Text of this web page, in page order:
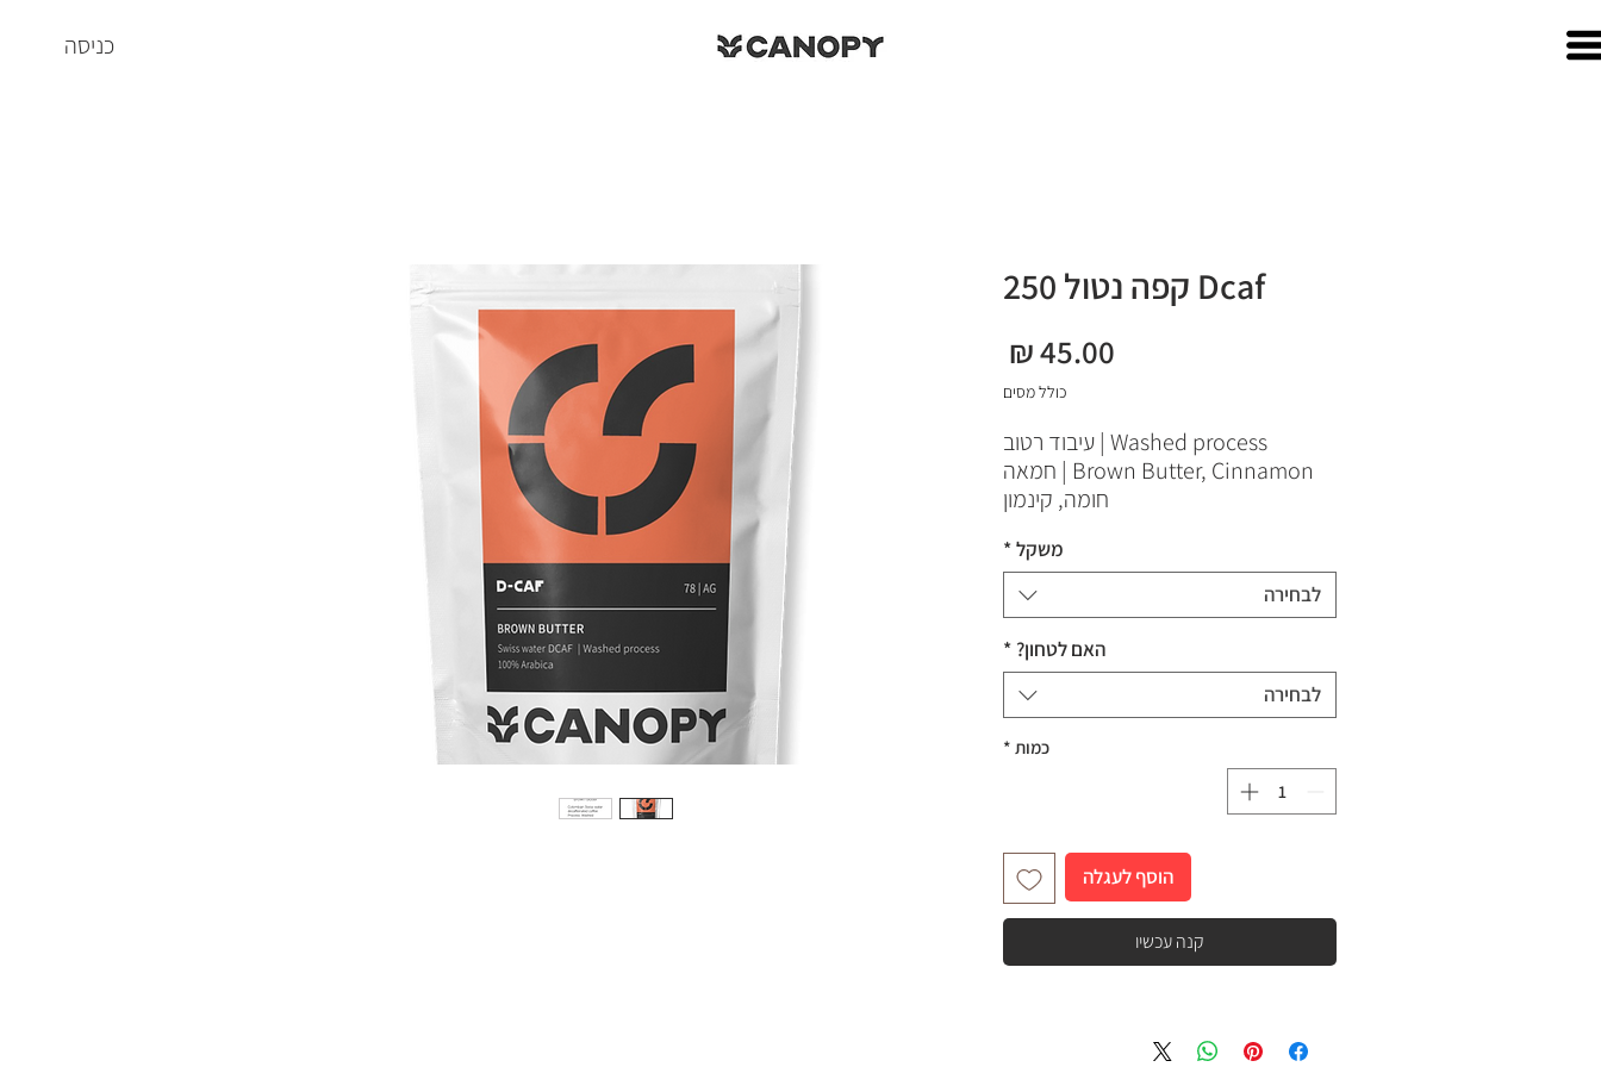
כניסה
Dcaf קפה נטול 250
כולל מסים
Washed process | עיבוד רטוב
Brown Butter, Cinnamon | חמאה
חומה, קינמון
bitterness 3\5 מרירות
100% Arabica | 100% ערביקה
L to M roast | רמת קלייה בהיר-בינוני
משקל*
לבחירה
האם לטחון? *
לבחירה
כמות *
הוסף לעגלה
קנה עכשיו